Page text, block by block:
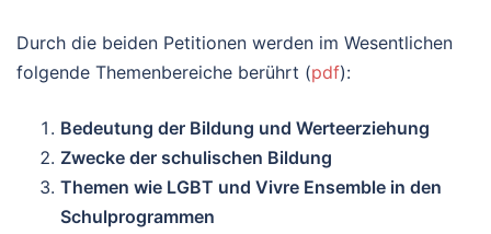
Durch die beiden Petitionen werden im Wesentlichen
folgende Themenbereiche berührt (pdf):
Bedeutung der Bildung und Werteerziehung
Zwecke der schulischen Bildung
Themen wie LGBT und Vivre Ensemble in den
Schulprogrammen